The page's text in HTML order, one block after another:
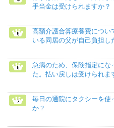
手当金は受けられますか？
高額介護合算療養費につい
いる同居の父が自己負担し
急病のため、保険指定にな
た。払い戻しは受けられま
毎日の通院にタクシーを使
か？